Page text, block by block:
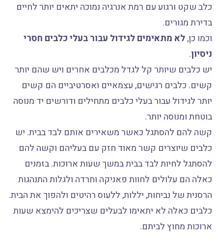
כלב שקט ורגוע עם רמת אנרגיה נמוכה יתאים יותר לחיים
בדירת מגורים.
וכמו כן,לא מתאימים לגידול עבור בעלי כלבים חסרי
ניסיון.
יש כלבים שיותר קל לגדל מכלבים אחרים ויש שהם יותר
קשים. כלבים רגישים, עצמאיים ואסרטיביים הם קשים
יותר לגידול עבור בעלי כלבים מתחילים ודורשים יד מנוסה
בוטחת ומנוסה יותר.
קשה להם להסתגל כאשר משאירים אותם לבד בבית. יש
כלבים שיוצרים קשר מאוד חזק עם בעליהם וקשה להם
להסתגל לחיות לבד בבית במשך שעות ארוכות. בזמנים
כאלה הם עלולים לחוות פאניקה וחרדה ולגלות התנהגות
הרסנית של נביחות, יללות, ללעוס רהיטים ולהפוך את הבית.
כלבים כאלה לא יתאימו לבעלים שצריכים להימצא שעות
ארוכות מחוץ לביתם.